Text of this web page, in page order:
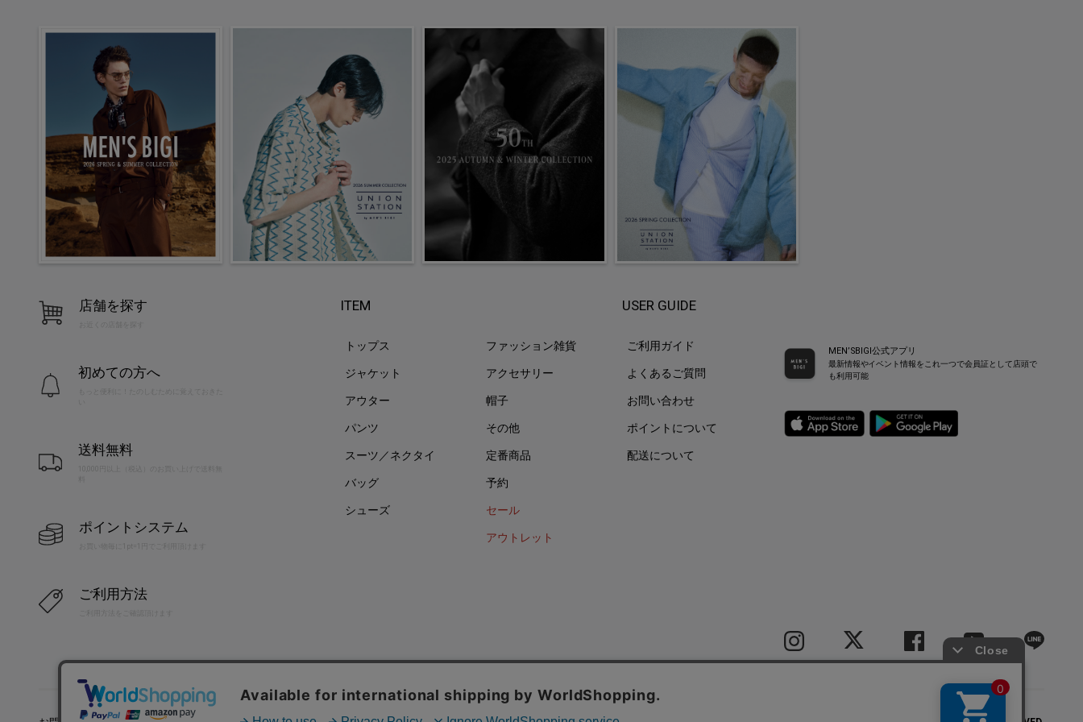
店舗を探す
お近くの店舗を探す
初めての方へ
送料無料
10,000円以上（税込）のお買い上げで送料無
ポイントシステム
お買い物毎に1pt=1円でご利用頂けます
ご利用方法
ITEM
トップス
ジャケット
アウター
パンツ
スーツ／ネクタイ
バッグ
シューズ
ファッション雑貨
アクセサリー
帽子
その他
定番商品
予約
セール
アウトレット
USER GUIDE
ご利用ガイド
よくあるご質問
お問い合わせ
ポイントについて
配送について
MEN’SBIGI公式アプリ
最新情報やイベント情報をこれ一つで会員証として店頭で
も利用可能